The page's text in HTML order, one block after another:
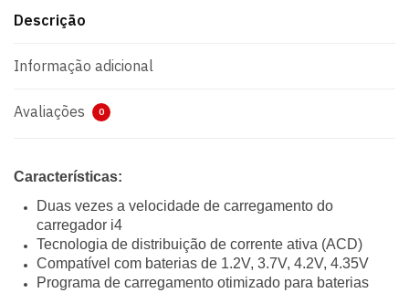
Descrição
Informação adicional
Avaliações 0
Características:
Duas vezes a velocidade de carregamento do
carregador i4
Tecnologia de distribuição de corrente ativa (ACD)
Compatível com baterias de 1.2V, 3.7V, 4.2V, 4.35V
Programa de carregamento otimizado para baterias